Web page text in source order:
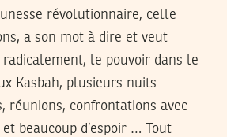
révolutionnaire, celle
a son mot à dire et veut
radicalement, le pouvoir dans le
Kasbah, plusieurs nuits
réunions, confrontations avec
beaucoup d’espoir … Tout